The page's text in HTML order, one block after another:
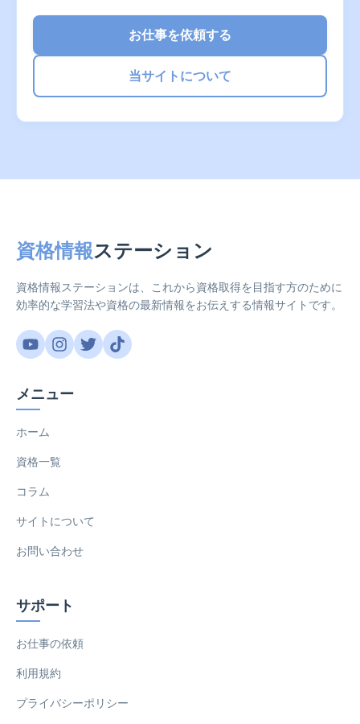
お仕事を依頼する
当サイトについて
資格情報ステーション
資格情報ステーションは、これから資格取得を目指す方のために
効率的な学習法や資格の最新情報をお伝えする情報サイトです。
メニュー
ホーム
資格一覧
コラム
サイトについて
お問い合わせ
サポート
お仕事の依頼
利用規約
プライバシーポリシー